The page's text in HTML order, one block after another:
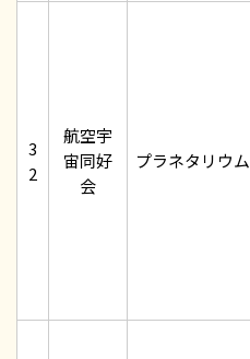
3
2
航空宇
宙同好
会
プラネタリウム